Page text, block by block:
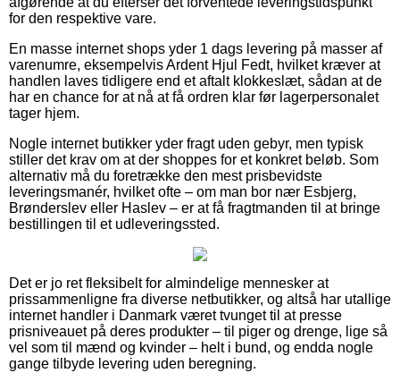
for den respektive vare.
En masse internet shops yder 1 dags levering på masser af
varenumre, eksempelvis Ardent Hjul Fedt, hvilket kræver at
handlen laves tidligere end et aftalt klokkeslæt, sådan at de
har en chance for at nå at få ordren klar før lagerpersonalet
tager hjem.
Nogle internet butikker yder fragt uden gebyr, men typisk
stiller det krav om at der shoppes for et konkret beløb. Som
alternativ må du foretrække den mest prisbevidste
leveringsmanér, hvilket ofte – om man bor nær Esbjerg,
Brønderslev eller Haslev – er at få fragtmanden til at bringe
bestillingen til et udleveringssted.
Det er jo ret fleksibelt for almindelige mennesker at
prissammenligne fra diverse netbutikker, og altså har utallige
internet handler i Danmark været tvunget til at presse
prisniveauet på deres produkter – til piger og drenge, lige så
vel som til mænd og kvinder – helt i bund, og endda nogle
gange tilbyde levering uden beregning.